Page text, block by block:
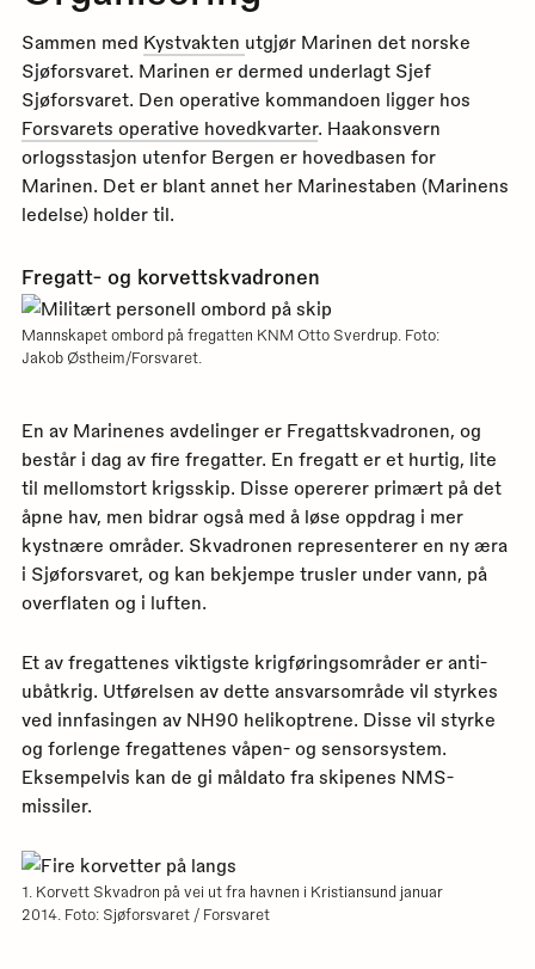
Sammen med Kystvakten utgjør Marinen det norske
Sjøforsvaret. Marinen er dermed underlagt Sjef
Sjøforsvaret. Den operative kommandoen ligger hos
Forsvarets operative hovedkvarter. Haakonsvern
orlogsstasjon utenfor Bergen er hovedbasen for
Marinen. Det er blant annet her Marinestaben (Marinens
ledelse) holder til.
Fregatt- og korvettskvadronen
Mannskapet ombord på fregatten KNM Otto Sverdrup. Foto:
Jakob Østheim/Forsvaret.
En av Marinenes avdelinger er Fregattskvadronen, og
består i dag av fire fregatter. En fregatt er et hurtig, lite
til mellomstort krigsskip. Disse opererer primært på det
åpne hav, men bidrar også med å løse oppdrag i mer
kystnære områder. Skvadronen representerer en ny æra
i Sjøforsvaret, og kan bekjempe trusler under vann, på
overflaten og i luften.
Et av fregattenes viktigste krigføringsområder er anti-
ubåtkrig. Utførelsen av dette ansvarsområde vil styrkes
ved innfasingen av NH90 helikoptrene. Disse vil styrke
og forlenge fregattenes våpen- og sensorsystem.
Eksempelvis kan de gi måldato fra skipenes NMS-
missiler.
1. Korvett Skvadron på vei ut fra havnen i Kristiansund januar
2014. Foto: Sjøforsvaret / Forsvaret